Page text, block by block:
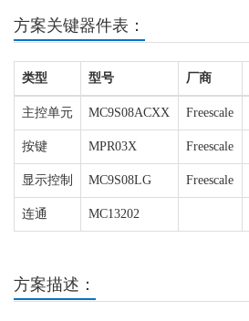
方案关键器件表：
类型 型号 厂商
主控单元 MC9S08ACXX Freescale
按键 MPR03X Freescale
显示控制 MC9S08LG Freescale
连通 MC13202
方案描述：